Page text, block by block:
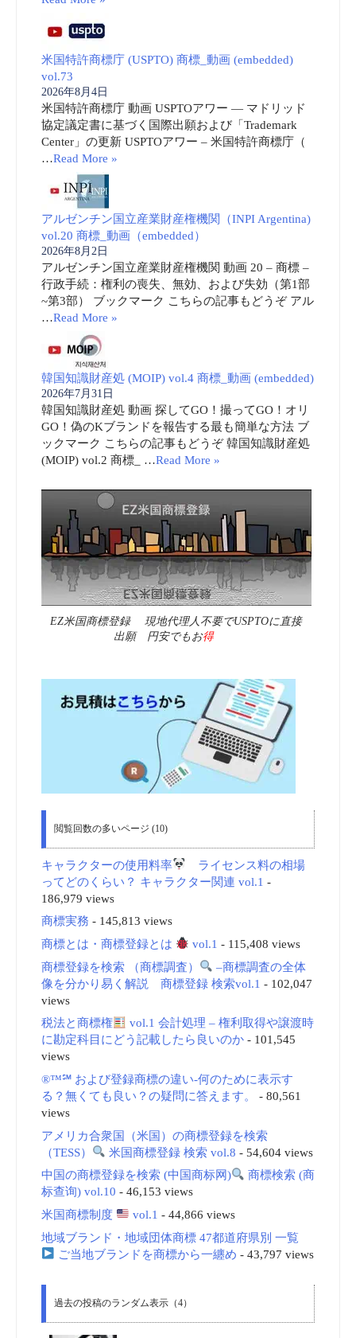
米国特許商標庁 (USPTO) 商標_動画 (embedded)
vol.73
2026年8月4日
米国特許商標庁 動画 USPTOアワー ― マドリッド
協定議定書に基づく国際出願および「Trademark
Center」の更新 USPTOアワー – 米国特許商標庁（
…Read More »
アルゼンチン国立産業財産権機関（INPI Argentina)
vol.20 商標_動画（embedded）
2026年8月2日
アルゼンチン国立産業財産権機関 動画 20 – 商標 –
行政手続：権利の喪失、無効、および失効（第1部
~第3部） ブックマーク こちらの記事もどうぞ アル
…Read More »
韓国知識財産処 (MOIP) vol.4 商標_動画 (embedded)
2026年7月31日
韓国知識財産処 動画 探してGO！撮ってGO！オリ
GO！偽のKブランドを報告する最も簡単な方法 ブ
ックマーク こちらの記事もどうぞ 韓国知識財産処
(MOIP) vol.2 商標_ …Read More »
EZ米国商標登録 現地代理人不要でUSPTOに直接
出願 円安でもお得
閲覧回数の多いページ (10)
キャラクターの使用料率
ライセンス料の相場
ってどのくらい？ キャラクター関連 vol.1 -
186,979 views
商標実務 - 145,813 views
商標とは・商標登録とは
vol.1 - 115,408 views
商標登録を検索 （商標調査）
–商標調査の全体
像を分かり易く解説 商標登録 検索vol.1 - 102,047
views
税法と商標権
vol.1 会計処理 – 権利取得や譲渡時
に勘定科目にどう記載したら良いのか- 101,545
views
®™℠ および登録商標の違い-何のために表示す
る？無くても良い？の疑問に答えます。
- 80,561
views
アメリカ合衆国（米国）の商標登録を検索
（TESS）
米国商標登録 検索 vol.8 - 54,604 views
中国の商標登録を検索 (中国商标网)
商標検索 (商
标查询) vol.10 - 46,153 views
米国商標制度
vol.1 - 44,866 views
地域ブランド・地域団体商標 47都道府県別 一覧
ご当地ブランドを商標から一纏め - 43,797 views
過去の投稿のランダム表示（4）